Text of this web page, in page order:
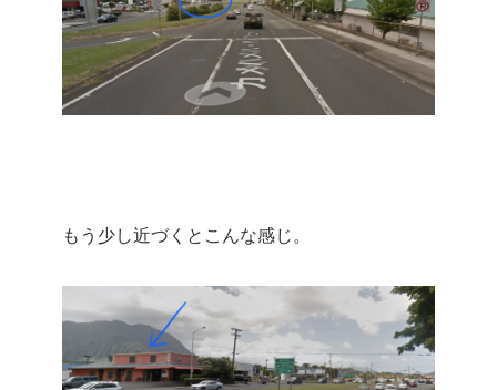
もう少し近づくとこんな感じ。